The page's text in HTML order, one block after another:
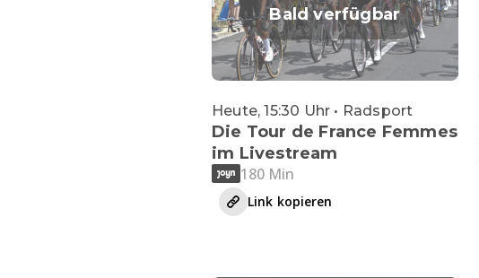
Bald verfügbar
Heute, 15:30 Uhr • Radsport
Die Tour de France Femmes
im Livestream
180 Min
Link kopieren